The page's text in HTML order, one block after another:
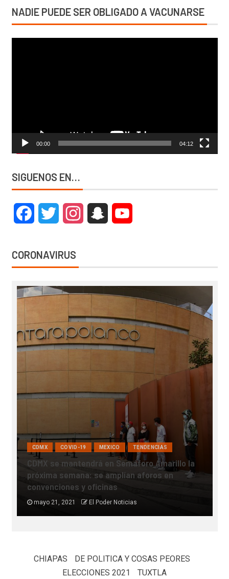
NADIE PUEDE SER OBLIGADO A VACUNARSE
00:00 04:12
SIGUENOS EN…
FacebookTwitter InstagramSnapchat
CORONAVIRUS
CDMX COVID-19 MEXICO TENDENCIAS
CDMX se mantendrá en Semáforo Amarillo la
próxima semana: se amplían aforos en
convenciones y oficinas
mayo 21, 2021 El Poder Noticias
CHIAPAS
DE POLITICA Y COSAS PEORES
ELECCIONES 2021
TUXTLA